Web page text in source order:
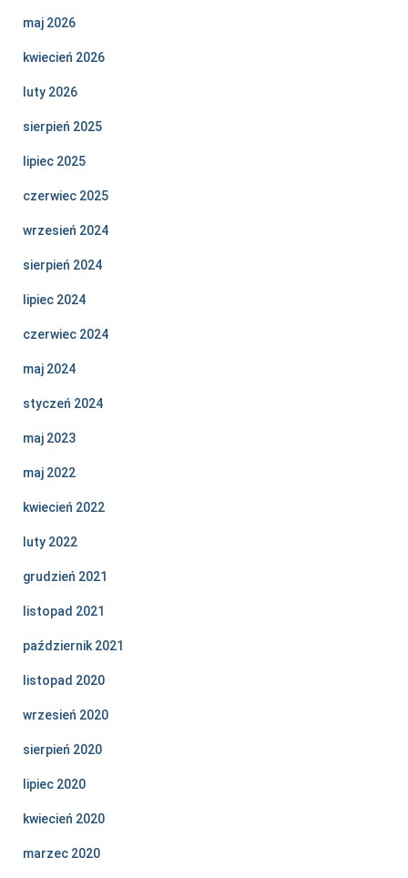
maj 2026
kwiecień 2026
luty 2026
sierpień 2025
lipiec 2025
czerwiec 2025
wrzesień 2024
sierpień 2024
lipiec 2024
czerwiec 2024
maj 2024
styczeń 2024
maj 2023
maj 2022
kwiecień 2022
luty 2022
grudzień 2021
listopad 2021
październik 2021
listopad 2020
wrzesień 2020
sierpień 2020
lipiec 2020
kwiecień 2020
marzec 2020